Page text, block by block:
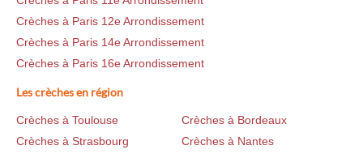
Crèches à Paris 12e Arrondissement
Crèches à Paris 14e Arrondissement
Crèches à Paris 16e Arrondissement
Les crèches en région
Crèches à Toulouse
Crèches à Bordeaux
Crèches à Strasbourg
Crèches à Nantes